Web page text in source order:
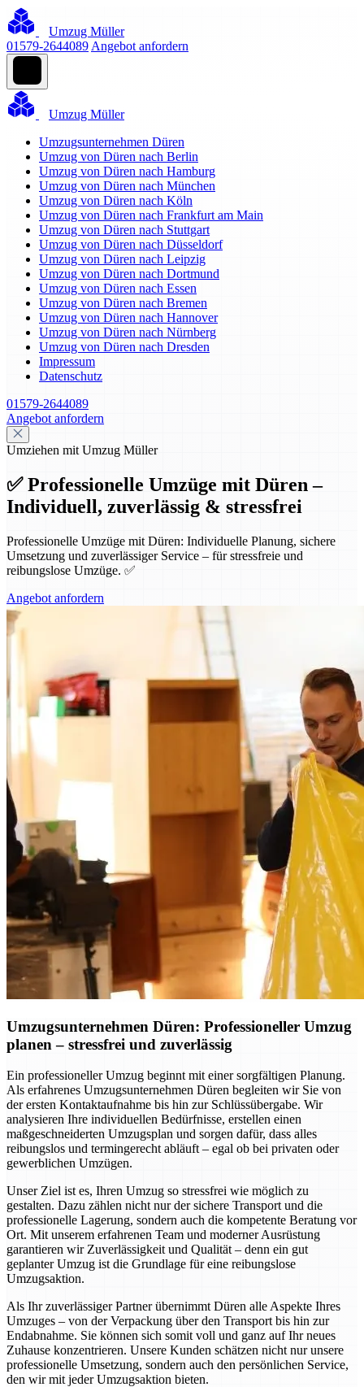
Umzug Müller
01579-2644089 Angebot anfordern
Umzug Müller
Umzugsunternehmen Düren
Umzug von Düren nach Berlin
Umzug von Düren nach Hamburg
Umzug von Düren nach München
Umzug von Düren nach Köln
Umzug von Düren nach Frankfurt am Main
Umzug von Düren nach Stuttgart
Umzug von Düren nach Düsseldorf
Umzug von Düren nach Leipzig
Umzug von Düren nach Dortmund
Umzug von Düren nach Essen
Umzug von Düren nach Bremen
Umzug von Düren nach Hannover
Umzug von Düren nach Nürnberg
Umzug von Düren nach Dresden
Impressum
Datenschutz
01579-2644089
Angebot anfordern
Umziehen mit Umzug Müller
✅ Professionelle Umzüge mit Düren –
Individuell, zuverlässig & stressfrei
Professionelle Umzüge mit Düren: Individuelle Planung, sichere
Umsetzung und zuverlässiger Service – für stressfreie und
reibungslose Umzüge. ✅
Angebot anfordern
Umzugsunternehmen Düren: Professioneller Umzug
planen – stressfrei und zuverlässig
Ein professioneller Umzug beginnt mit einer sorgfältigen Planung.
Als erfahrenes Umzugsunternehmen Düren begleiten wir Sie von
der ersten Kontaktaufnahme bis hin zur Schlüssübergabe. Wir
analysieren Ihre individuellen Bedürfnisse, erstellen einen
maßgeschneiderten Umzugsplan und sorgen dafür, dass alles
reibungslos und termingerecht abläuft – egal ob bei privaten oder
gewerblichen Umzügen.
Unser Ziel ist es, Ihren Umzug so stressfrei wie möglich zu
gestalten. Dazu zählen nicht nur der sichere Transport und die
professionelle Lagerung, sondern auch die kompetente Beratung vor
Ort. Mit unserem erfahrenen Team und moderner Ausrüstung
garantieren wir Zuverlässigkeit und Qualität – denn ein gut
geplanter Umzug ist die Grundlage für eine reibungslose
Umzugsaktion.
Als Ihr zuverlässiger Partner übernimmt Düren alle Aspekte Ihres
Umzuges – von der Verpackung über den Transport bis hin zur
Endabnahme. Sie können sich somit voll und ganz auf Ihr neues
Zuhause konzentrieren. Unsere Kunden schätzen nicht nur unsere
professionelle Umsetzung, sondern auch den persönlichen Service,
den wir mit jeder Umzugsaktion bieten.